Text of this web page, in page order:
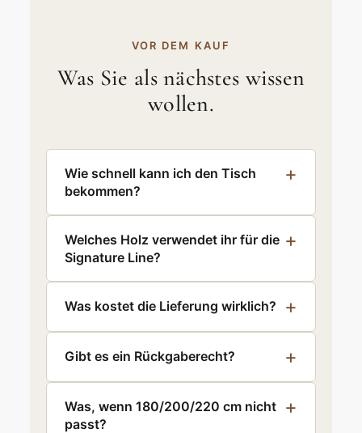
VOR DEM KAUF
Was Sie als nächstes wissen
wollen.
Wie schnell kann ich den Tisch
bekommen?
Welches Holz verwendet ihr für die
Signature Line?
Was kostet die Lieferung wirklich?
Gibt es ein Rückgaberecht?
Was, wenn 180/200/220 cm nicht
passt?